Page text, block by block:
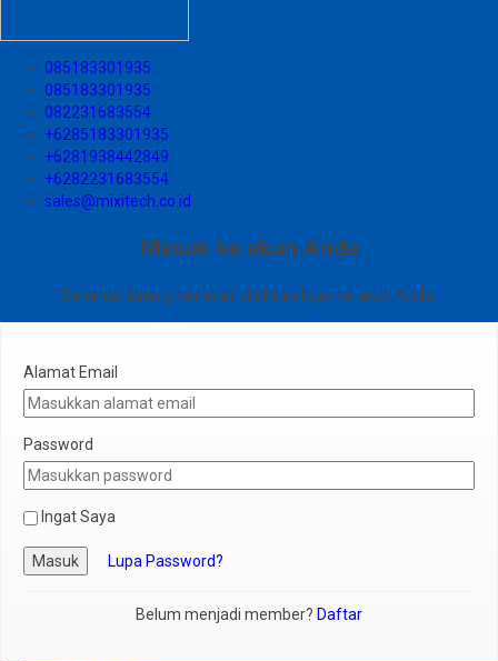
085183301935
085183301935
082231683554
+6285183301935
+6281938442849
+6282231683554
sales@mixitech.co.id
Masuk ke akun Anda
Selamat datang kembali, silahkan login ke akun Anda.
Alamat Email
Password
Ingat Saya
Masuk Lupa Password?
Belum menjadi member? Daftar